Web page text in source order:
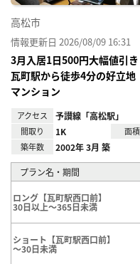
高松市
情報更新日 2026/08/09 16:31
3月入居1日500円大幅値引
瓦町駅から徒歩4分の好立
マンション
アクセス 予讃線「高松駅」
間取り 1K 面積
築年数 2002年 3月 築
プラン名・期間
ロング【瓦町駅西口前】
30日以上～365日未満
ショート【瓦町駅西口前】
～30日未満